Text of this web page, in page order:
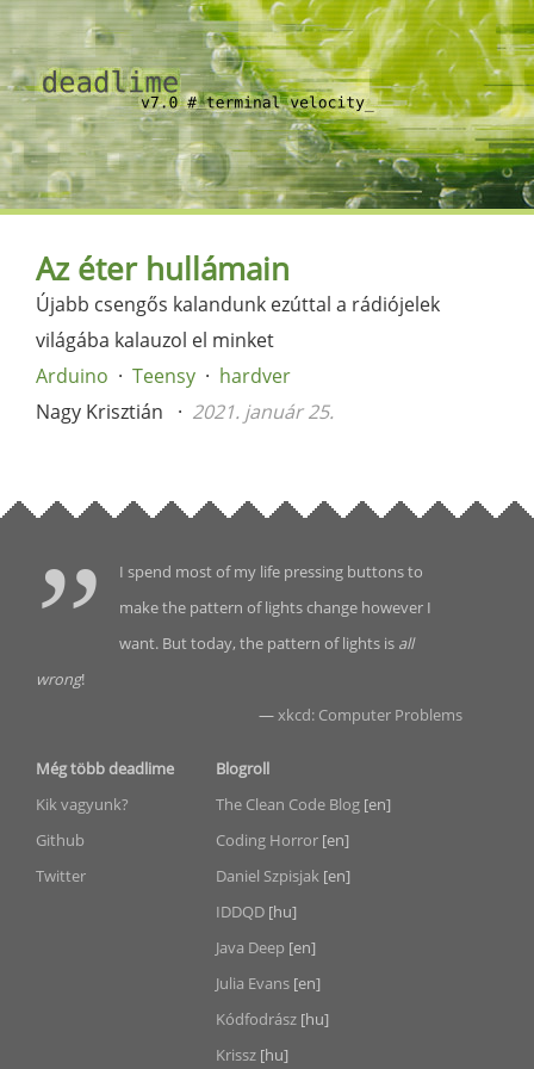
Az éter hullámain
Újabb csengős kalandunk ezúttal a rádiójelek
világába kalauzol el minket
Arduino
Teensy
hardver
Nagy Krisztián
2021. január 25.
I spend most of my life pressing buttons to
make the pattern of lights change however I
want. But today, the pattern of lights is all
wrong!
—xkcd: Computer Problems
Még több deadlime
Kik vagyunk?
Github
Twitter
Blogroll
The Clean Code Blog [en]
Coding Horror [en]
Daniel Szpisjak [en]
IDDQD [hu]
Java Deep [en]
Julia Evans [en]
Kódfodrász [hu]
Krissz [hu]